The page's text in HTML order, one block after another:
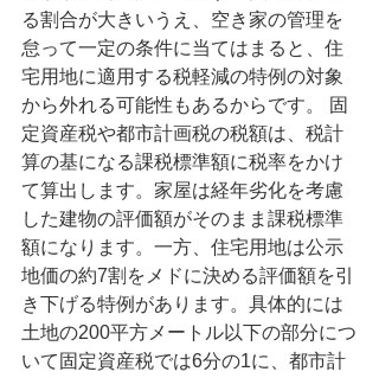
る割合が大きいうえ、空き家の管理を
怠って一定の条件に当てはまると、住
宅用地に適用する税軽減の特例の対象
から外れる可能性もあるからです。 固
定資産税や都市計画税の税額は、税計
算の基になる課税標準額に税率をかけ
て算出します。家屋は経年劣化を考慮
した建物の評価額がそのまま課税標準
額になります。一方、住宅用地は公示
地価の約7割をメドに決める評価額を引
き下げる特例があります。具体的には
土地の200平方メートル以下の部分につ
いて固定資産税では6分の1に、都市計